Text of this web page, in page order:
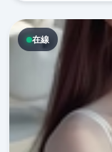
在線